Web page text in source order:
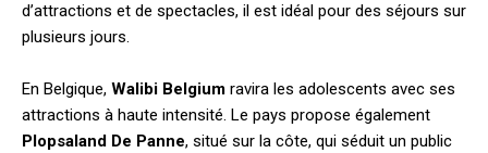
d’attractions et de spectacles, il est idéal pour des séjours sur
plusieurs jours.
En Belgique, Walibi Belgium ravira les adolescents avec ses
attractions à haute intensité. Le pays propose également
Plopsaland De Panne, situé sur la côte, qui séduit un public